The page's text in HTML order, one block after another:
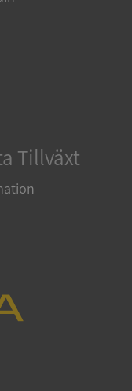
Tillväxt